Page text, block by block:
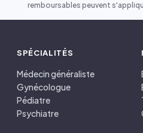
remboursables peuvent
SPÉCIALITÉS
Médecin généraliste
Gynécologue
Pédiatre
Psychiatre